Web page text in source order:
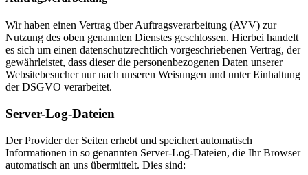
Wir haben einen Vertrag über Auftragsverarbeitung (AVV) zur
Nutzung des oben genannten Dienstes geschlossen. Hierbei handelt
es sich um einen datenschutzrechtlich vorgeschriebenen Vertrag, der
gewährleistet, dass dieser die personenbezogenen Daten unserer
Websitebesucher nur nach unseren Weisungen und unter Einhaltung
der DSGVO verarbeitet.
Server-Log-Dateien
Der Provider der Seiten erhebt und speichert automatisch
Informationen in so genannten Server-Log-Dateien, die Ihr Browser
automatisch an uns übermittelt. Dies sind: